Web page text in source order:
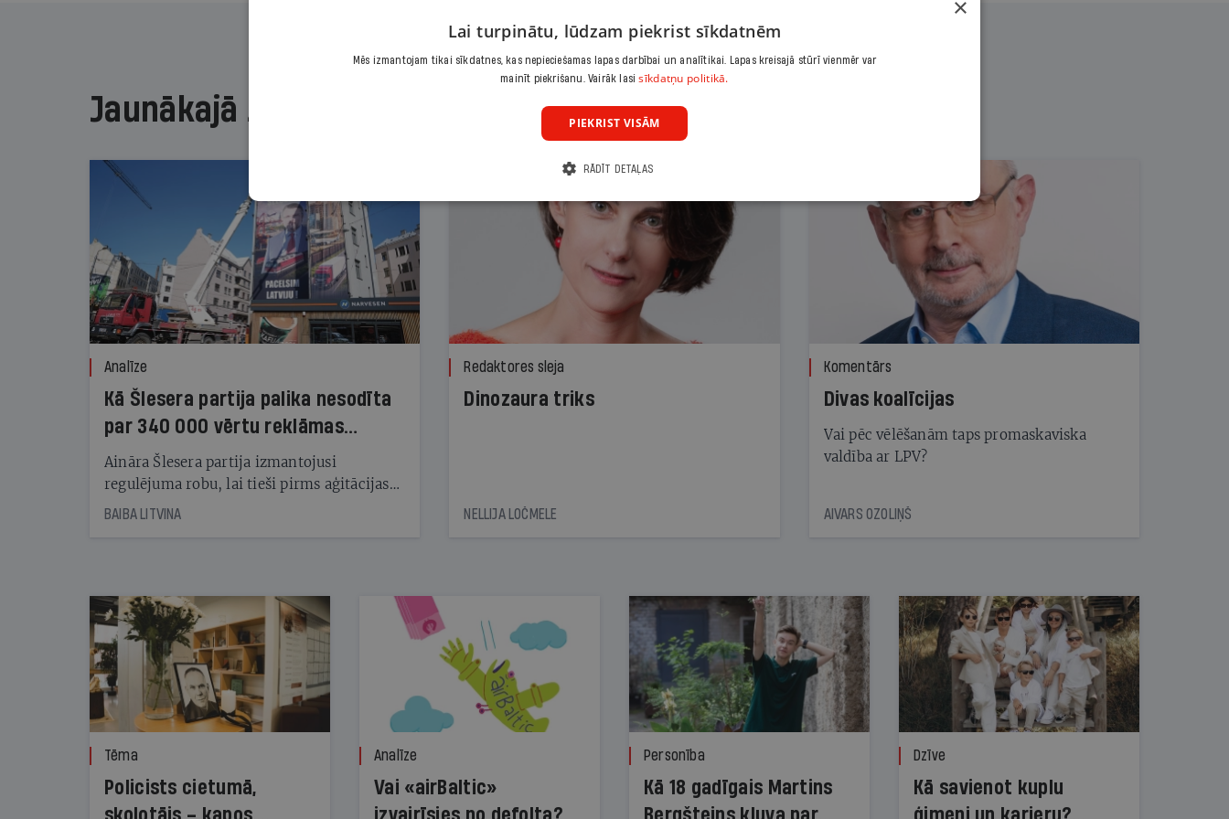
Jaunākajā žurnālā
Analīze
Kā Šlesera partija palika nesodīta
par 340 000 vērtu reklāmas
kampaņu
Aināra Šlesera partija izmantojusi
regulējuma robu, lai tieši pirms aģitācijas
starta izreklamētos par summu, kas
BAIBA LITVINA
Redaktores sleja
Dinozaura triks
NELLIJA LOČMELE
Komentārs
Divas koalīcijas
Vai pēc vēlēšanām taps promaskaviska
valdība ar LPV?
AIVARS OZOLIŅŠ
Tēma
Policists cietumā,
Analīze
Vai «airBaltic»
Personība
Kā 18 gadīgais Martins
Dzīve
Kā savienot kuplu
×
Lai turpinātu, lūdzam piekrist sīkdatnēm
Mēs izmantojam tikai sīkdatnes, kas nepieciešamas lapas darbībai un analītikai. Lapas kreisajā stūrī vienmēr var
mainīt piekrišanu. Vairāk lasisīkdatņu politikā.
PIEKRIST VISĀM
RĀDĪT DETAĻAS